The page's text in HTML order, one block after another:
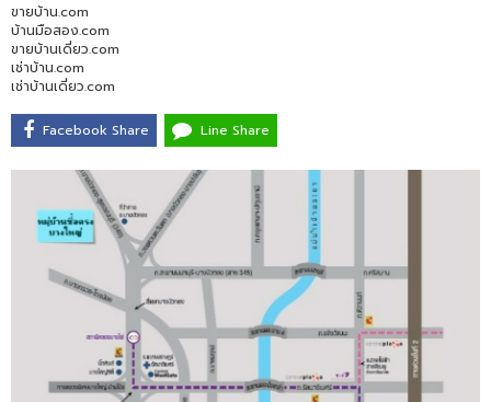
ขายบ้าน.com
บ้านมือสอง.com
ขายบ้านเดี่ยว.com
เช่าบ้าน.com
เช่าบ้านเดี่ยว.com
Facebook Share Line Share